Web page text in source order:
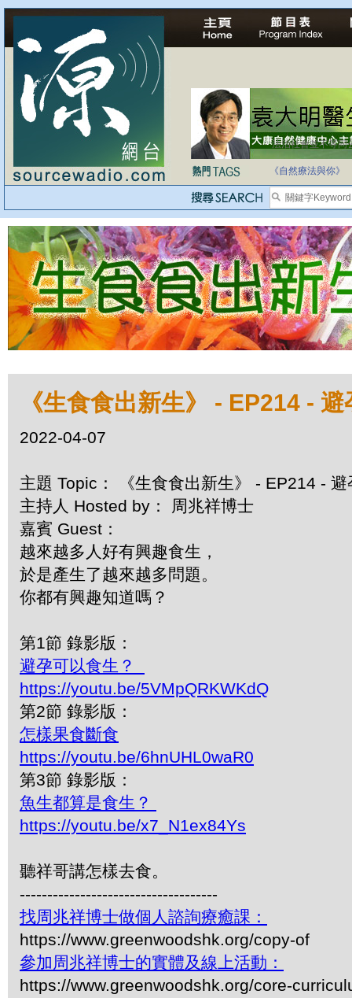
法治社會並不等同
自家教育合法化-
《自然療法與你》
《生食食出新生》 - EP214 -
2022-04-07
主題 Topic： 《生食食出新生》 - EP214 -
主持人 Hosted by： 周兆祥博士
嘉賓 Guest：
越來越多人好有興趣食生，
於是產生了越來越多問題。
你都有興趣知道嗎？
第1節 錄影版：
避孕可以食生？
https://youtu.be/5VMpQRKWKdQ
第2節 錄影版：
怎樣果食斷食
https://youtu.be/6hnUHL0waR0
第3節 錄影版：
魚生都算是食生？
https://youtu.be/x7_N1ex84Ys
聽祥哥講怎樣去食。
------------------------------------
找周兆祥博士做個人諮詢療癒課：
https://www.greenwoodshk.org/copy-of
參加周兆祥博士的實體及線上活動：
https://www.greenwoodshk.org/core-